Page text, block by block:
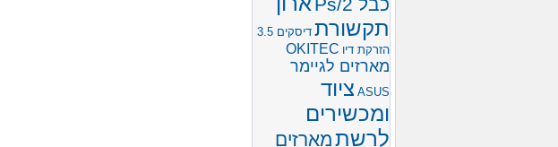
כבל Ps/2
תקשורת דיסקים 3.5
הזרקת דיו OKITEC
מארזים לגיימר
ASUS ציוד
ומכשירים
לרשתמארזים